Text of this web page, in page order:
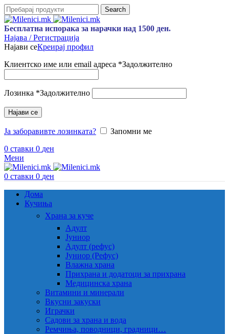
Search
Бесплатна испорака за нарачки над 1500 ден.
Најава / Регистрација
Најави сеКреирај профил
Клиентско име или email адреса *Задолжително
Лозинка *Задолжително
Најави се
Ја заборавивте лозинката?
Запомни ме
0 ставки 0 ден
Мени
0 ставки 0 ден
Дома
Кучиња
Храна за куче
Адулт
Јуниор
Адулт (рефус)
Јуниор (Рефус)
Влажна храна
Прихрана и додатоци за прихрана
Медицинска храна
Витамини и минерали
Вкусни закуски
Играчки
Садови за храна и вода
Ремчиња, поводници, градници…